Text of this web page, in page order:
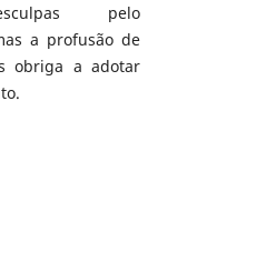
pelo
a profusão de
obriga a adotar